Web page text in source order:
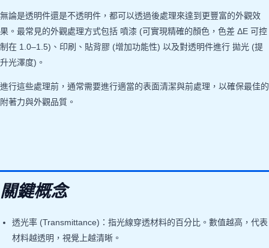
無論是透明件還是不透明件，都可以透過後處理來達到更豐富的外觀效
果。最常見的外觀處理方式包括 噴漆 (可實現精確的顏色，色差 ΔE 可控
制在 1.0–1.5)、印刷、貼背膠 (增加功能性) 以及對透明件進行 拋光 (提
升光澤度)。
進行這些處理前，通常需要進行適當的表面清潔與前處理，以確保最佳的
附著力與外觀品質。
關鍵概念
透光率 (Transmittance)：指光線穿透材料的百分比。數值越高，代表
材料越透明，視覺上越清晰。